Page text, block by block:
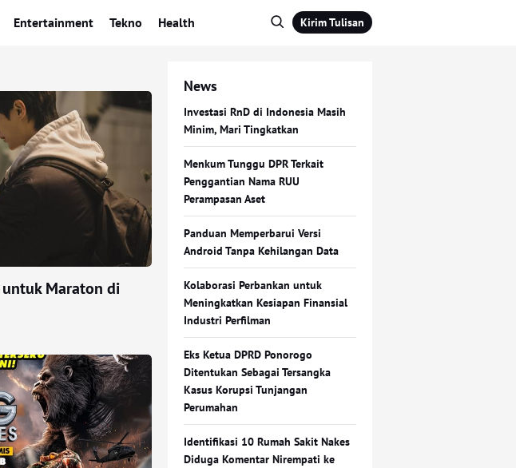
Entertainment Tekno Health Kirim Tulisan
untuk Maraton di
News
Investasi RnD di Indonesia Masih
Minim, Mari Tingkatkan
Menkum Tunggu DPR Terkait
Penggantian Nama RUU
Perampasan Aset
Panduan Memperbarui Versi
Android Tanpa Kehilangan Data
Kolaborasi Perbankan untuk
Meningkatkan Kesiapan Finansial
Industri Perfilman
Eks Ketua DPRD Ponorogo
Ditentukan Sebagai Tersangka
Kasus Korupsi Tunjangan
Perumahan
Identifikasi 10 Rumah Sakit Nakes
Diduga Komentar Nirempati ke